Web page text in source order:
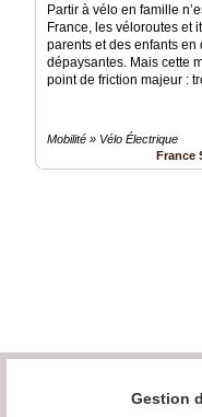
Partir à vélo en famille
France, les véloroutes et
parents et des enfants
dépaysantes. Mais cette
point de friction majeur :
Mobilité » Vélo Électrique
France
Gestion